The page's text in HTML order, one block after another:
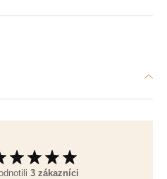
3 zákazníci